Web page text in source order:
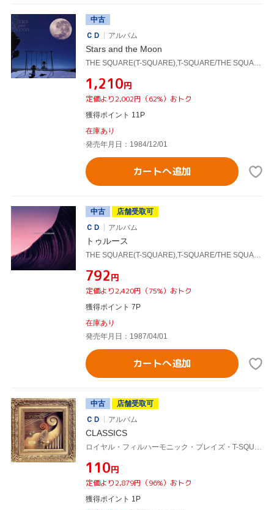
中古
ＣＤ
アルバム
Stars and the Moon
THE SQUARE(T-SQUARE),T-SQUARE/THE SQUARE
¥1,210円
定価より2,002円（62%）おトク
獲得ポイント 11P
在庫あり
発売年月日：1984/12/01
カートへ追加
中古
店舗受取可
ＣＤ
アルバム
トゥルース
THE SQUARE(T-SQUARE),T-SQUARE/THE SQUARE
¥792円
定価より2,420円（75%）おトク
獲得ポイント 7P
在庫あり
発売年月日：1987/04/01
カートへ追加
中古
店舗受取可
ＣＤ
アルバム
CLASSICS
ロイヤル・フィルハーモニック・プレイズ・T-SQUARE,T-SQUARE/THE SQUARE
¥110円
定価より2,879円（96%）おトク
獲得ポイント 1P